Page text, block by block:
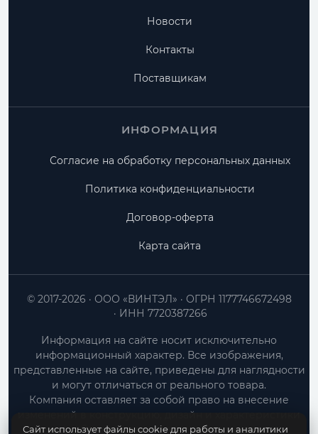
Новости
Контакты
Поставщикам
ИНФОРМАЦИЯ
Согласие на обработку персональных данных
Политика конфиденциальности
Договор-оферта
Карта сайта
ООО «ВИНТЭЛ»
ОГРН 1177746672498
ИНН 7720387266
© 2017-2026
Информация на сайте носит исключительно
информационный характер. Все изображения,
представленные на сайте, приведены для наглядности
и могут отличаться от реального товара.
Компания оставляет за собой право на внесение
изменений в конструкцию, дизайн и характеристики
товара без предварительного уведомления.
Сайт использует файлы cookie для работы и аналитики